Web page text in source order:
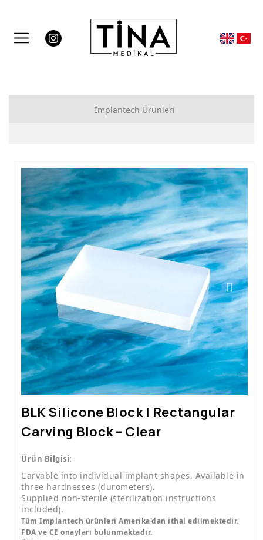
Implantech Ürünleri
Malar İmplantlar
Temporal İmplantlar
Pectoral İmplantlar
Gluteal İmplantlar
Calf İmplantları
Nasal İmplantlar
Kulak İmplantları
Testis İmplantları
Biceps İmplantları
Silicone Carving Block
Cimeosil Yara İzi Giderici
Alın(Forehead) İmplantı
BLK Silicone Block | Rectangular
Carving Block – Clear
Ürün Bilgisi:
Carvable into individual implant shapes. Available in
three hardnesses (durometers).
Supplied non-sterile (sterilization instructions
included).
Tüm Implantech ürünleri Amerika'dan ithal edilmektedir.
FDA ve CE onayları bulunmaktadır.